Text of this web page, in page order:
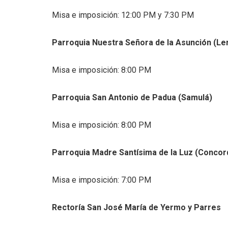
Misa e imposición: 12:00 PM y 7:30 PM
Parroquia Nuestra Señora de la Asunción
Misa e imposición: 8:00 PM
Parroquia San Antonio de Padua (Samulá)
Misa e imposición: 8:00 PM
Parroquia Madre Santísima de la Luz
Misa e imposición: 7:00 PM
Rectoría San José María de Yermo y Parres